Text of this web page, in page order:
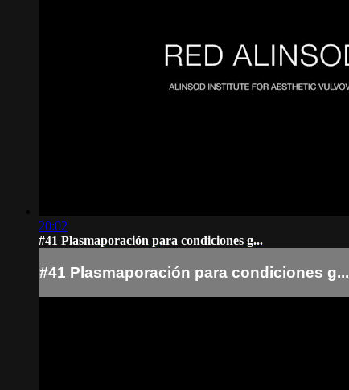
20:02
#41 Plasmaporación para condiciones g...
#41 Plasmaporación para condiciones g...